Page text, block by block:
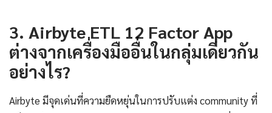
3. Airbyte ETL 12 Factor App
ต่างจากเครื่องมืออื่นในกลุ่มเดียวกัน
อย่างไร?
Airbyte มีจุดเด่นที่ความยืดหยุ่นในการปรับแต่ง community ที่